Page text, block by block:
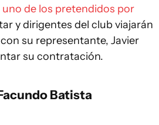
de los pretendidos por
y dirigentes del club viajarán
su representante, Javier
su contratación.
Batista